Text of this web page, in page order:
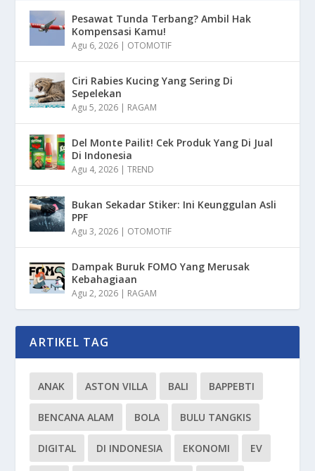
Pesawat Tunda Terbang? Ambil Hak
Kompensasi Kamu!
Agu 6, 2026 | OTOMOTIF
Ciri Rabies Kucing Yang Sering Di
Sepelekan
Agu 5, 2026 | RAGAM
Del Monte Pailit! Cek Produk Yang Di Jual
Di Indonesia
Agu 4, 2026 |TREND
Bukan Sekadar Stiker: Ini Keunggulan Asli
PPF
Agu 3, 2026 | OTOMOTIF
Dampak Buruk FOMO Yang Merusak
Kebahagiaan
Agu 2, 2026 | RAGAM
ARTIKEL TAG
ANAK ASTON VILLA BALI BAPPEBTI
BENCANA ALAM BOLA BULU TANGKIS
DIGITAL DI INDONESIA EKONOMI EV